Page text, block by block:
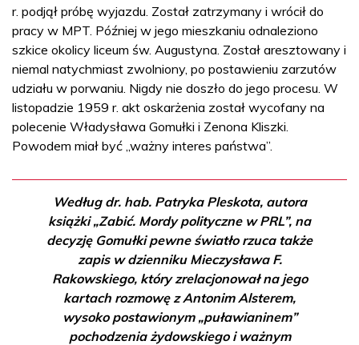
r. podjął próbę wyjazdu. Został zatrzymany i wrócił do
pracy w MPT. Później w jego mieszkaniu odnaleziono
szkice okolicy liceum św. Augustyna. Został aresztowany i
niemal natychmiast zwolniony, po postawieniu zarzutów
udziału w porwaniu. Nigdy nie doszło do jego procesu. W
listopadzie 1959 r. akt oskarżenia został wycofany na
polecenie Władysława Gomułki i Zenona Kliszki.
Powodem miał być „ważny interes państwa”.
Według dr. hab. Patryka Pleskota, autora
książki „Zabić. Mordy polityczne w PRL”, na
decyzję Gomułki pewne światło rzuca także
zapis w dzienniku Mieczysława F.
Rakowskiego, który zrelacjonował na jego
kartach rozmowę z Antonim Alsterem,
wysoko postawionym „puławianinem”
pochodzenia żydowskiego i ważnym